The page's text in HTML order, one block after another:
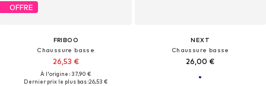
OFFRE
FRIBOO
Chaussure basse
26,53 €
À l'origine : 37,90 €
Dernier prix le plus bas :26,53 €
NEXT
Chaussure basse
26,00 €